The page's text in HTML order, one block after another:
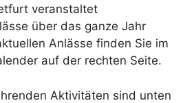
veranstaltet
über das ganze Jahr
Anlässe finden Sie im
auf der rechten Seite.
Aktivitäten sind unten